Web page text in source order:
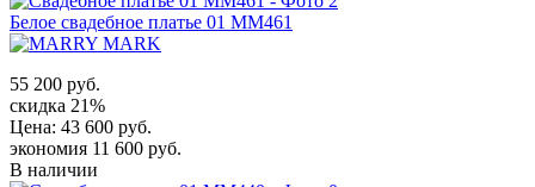
Белое свадебное платье 01 MM461
55 200 руб.
скидка 21%
Цена: 43 600 руб.
экономия 11 600 руб.
В наличии